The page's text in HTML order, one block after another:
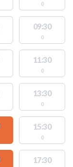
0
09:30
0
11:30
0
13:30
0
15:30
0
17:30